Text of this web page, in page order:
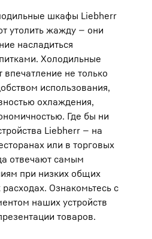
шкафы Liebherr
утолить жажду — они
насладиться
Холодильные
не только
использования,
охлаждения,
Где бы ни
Liebherr — на
или в торговых
отвечают самым
при низких общих
Ознакомьтесь с
наших устройств
товаров.